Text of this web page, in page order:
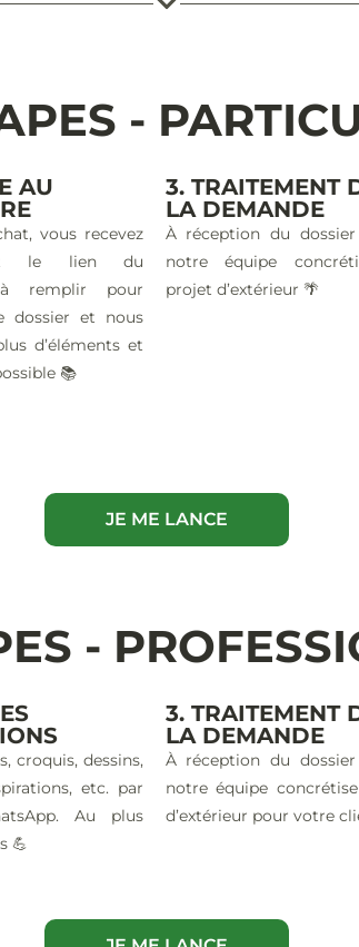
-
AU
vous recevez
le lien du
à remplir pour
dossier et nous
d’éléments et
📚
3. TRAITEMENT
LA DEMANDE
À réception du
notre équipe
projet d’extérieur 🌴
JE ME LANCE
-
croquis, dessins,
etc. par
Au plus
💪
3. TRAITEMENT
LA DEMANDE
À réception du
notre équipe
d’extérieur pour votre